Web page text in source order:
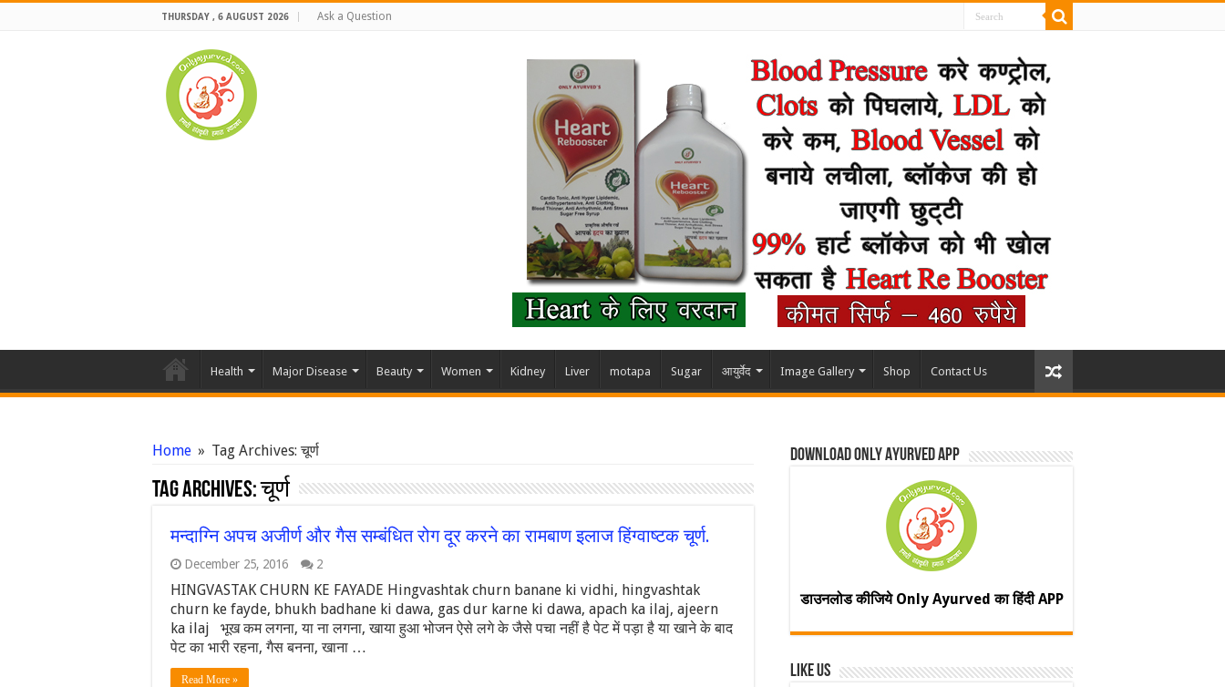
THURSDAY , 6 AUGUST 2026 Ask a Question
Health Major Disease Beauty Women Kidney Liver motapa Sugar आयुर्वेद Image Gallery Shop Contact Us
Home » Tag Archives: चूर्ण
Tag Archives:चूर्ण
मन्दाग्नि अपच अजीर्ण और गैस सम्बंधित रोग दूर करने का रामबाण इलाज हिंग्वाष्टक चूर्ण.
December 25, 2016 2
HINGVASTAK CHURN KE FAYADE Hingvashtak churn banane ki vidhi, hingvashtak
churn ke fayde, bhukh badhane ki dawa, gas dur karne ki dawa, apach ka ilaj, ajeern
ka ilaj भूख कम लगना, या ना लगना, खाया हुआ भोजन ऐसे लगे के जैसे पचा नहीं है पेट में पड़ा है या खाने के बाद
पेट का भारी रहना, गैस बनना, खाना …
Read More »
Download Only Ayurved App
डाउनलोड कीजिये Only Ayurved का हिंदी APP
Like Us